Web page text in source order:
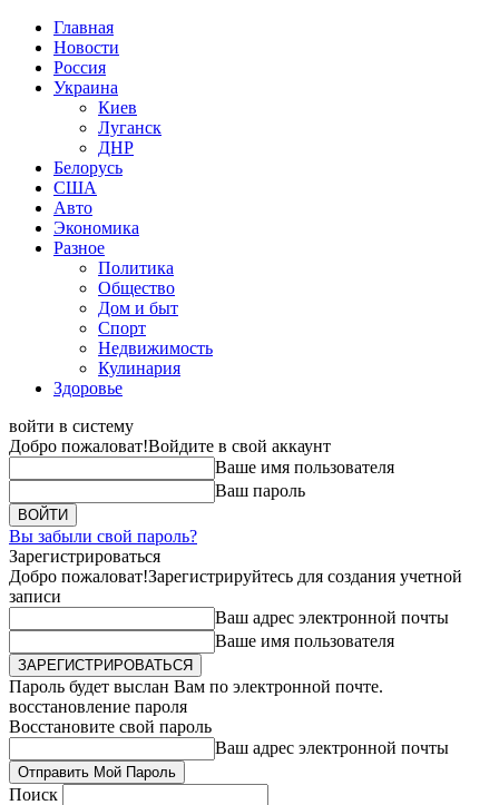
Главная
Новости
Россия
Украина
Киев
Луганск
ДНР
Белорусь
США
Авто
Экономика
Разное
Политика
Общество
Дом и быт
Спорт
Недвижимость
Кулинария
Здоровье
войти в систему
Добро пожаловат!Войдите в свой аккаунт
Ваше имя пользователя
Ваш пароль
Вы забыли свой пароль?
Зарегистрироваться
Добро пожаловат!Зарегистрируйтесь для создания учетной
записи
Ваш адрес электронной почты
Ваше имя пользователя
Пароль будет выслан Вам по электронной почте.
восстановление пароля
Восстановите свой пароль
Ваш адрес электронной почты
Поиск